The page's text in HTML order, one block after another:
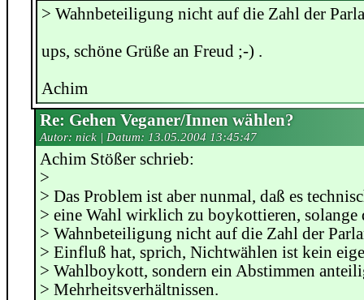
> Wahnbeteiligung nicht auf die Zahl der
ups, schöne Grüße an Freud ;-) .
Achim
Re: Gehen Veganer/Innen wählen?
Autor: nick | Datum: 13.05.2004 13:45:47
Achim Stößer schrieb:
>
> Das Problem ist aber nunmal, daß es
> eine Wahl wirklich zu boykottieren, solange
> Wahnbeteiligung nicht auf die Zahl der
> Einfluß hat, sprich, Nichtwählen ist kein
> Wahlboykott, sondern ein Abstimmen
> Mehrheitsverhältnissen.